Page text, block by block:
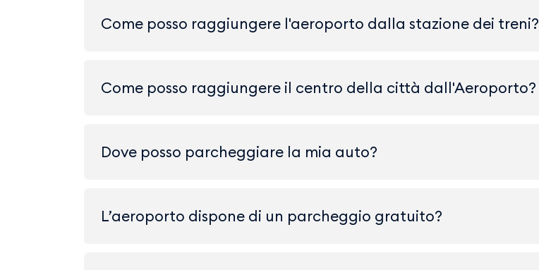
Come posso raggiungere l'aeroporto dalla stazione dei treni?
Come posso raggiungere il centro della città dall'Aeroporto?
Dove posso parcheggiare la mia auto?
L’aeroporto dispone di un parcheggio gratuito?